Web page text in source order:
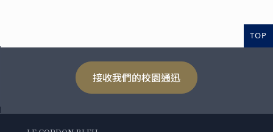
TOP
接收我們的校園通迅